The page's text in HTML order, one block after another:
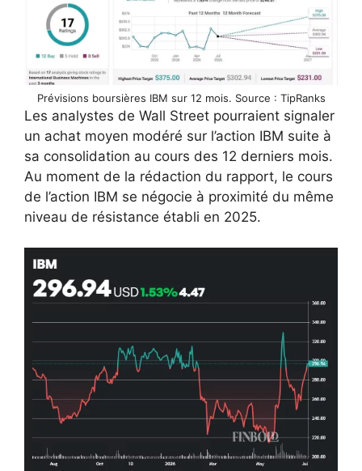
Prévisions boursières IBM sur 12 mois. Source : TipRanks
Les analystes de Wall Street pourraient signaler
un achat moyen modéré sur l’action IBM suite à
sa consolidation au cours des 12 derniers mois.
Au moment de la rédaction du rapport, le cours
de l’action IBM se négocie à proximité du même
niveau de résistance établi en 2025.